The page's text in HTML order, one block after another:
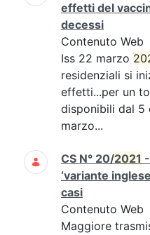
effetti del
decessi
Contenuto Web
Iss 22 marzo
residenziali si
effetti...per un
disponibili dal 5
marzo...
CS N° 20/2021
‘variante
casi
Contenuto Web
Maggiore